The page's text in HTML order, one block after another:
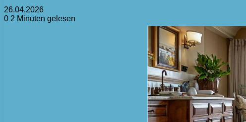
26.04.2026
0 2 Minuten gelesen